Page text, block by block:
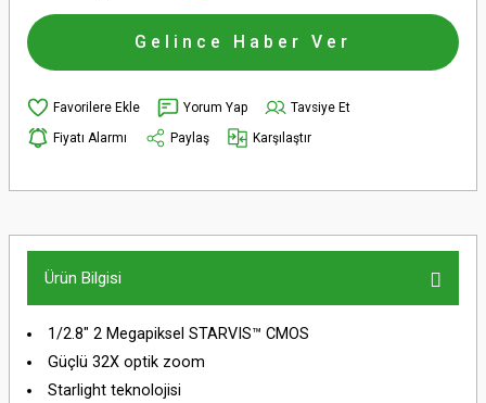
Gelince Haber Ver
Yorum Yap
Tavsiye Et
Fiyatı Alarmı
Paylaş Karşılaştır
Ürün Bilgisi
1/2.8" 2 Megapiksel STARVIS™ CMOS
Güçlü 32X optik zoom
Starlight teknolojisi